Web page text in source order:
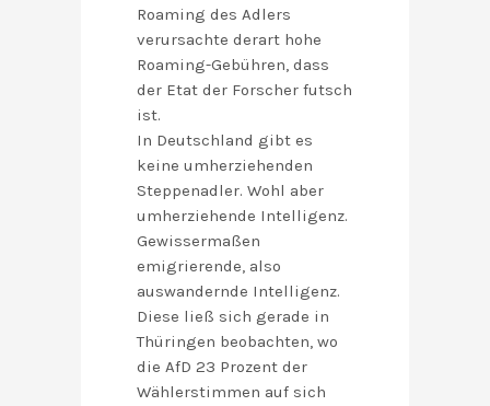
Roaming des Adlers
verursachte derart hohe
Roaming-Gebühren, dass
der Etat der Forscher futsch
ist.
In Deutschland gibt es
keine umherziehenden
Steppenadler. Wohl aber
umherziehende Intelligenz.
Gewissermaßen
emigrierende, also
auswandernde Intelligenz.
Diese ließ sich gerade in
Thüringen beobachten, wo
die AfD 23 Prozent der
Wählerstimmen auf sich